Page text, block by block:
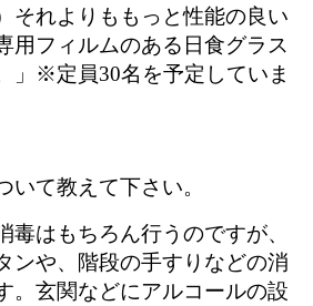
それよりももっと性能の良い
用フィルムのある日食グラス
」※定員30名を予定していま
て教えて下さい。
毒はもちろん行うのですが、
ンや、階段の手すりなどの消
。玄関などにアルコールの設